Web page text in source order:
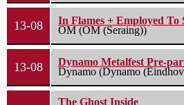
13-08
In Flames + Employed To
OM (OM (Seraing))
13-08
Dynamo Metalfest Pre-
Dynamo (Dynamo
The Ghost Inside